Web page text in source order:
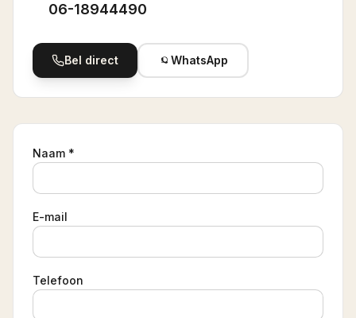
06-18944490
Bel direct WhatsApp
Naam *
E-mail
Telefoon